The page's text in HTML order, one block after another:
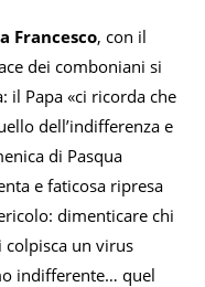
Francesco, con il
dei comboniani si
il Papa «ci ricorda che
dell’indifferenza e
di Pasqua
e faticosa ripresa
dimenticare chi
un virus
indifferente… quel